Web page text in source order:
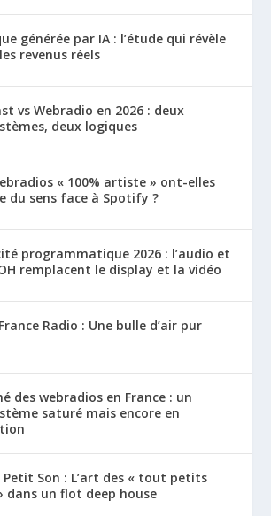
générée par IA : l’étude qui révèle
revenus réels
vs Webradio en 2026 : deux
deux logiques
« 100% artiste » ont-elles
du sens face à Spotify ?
programmatique 2026 : l’audio et
remplacent le display et la vidéo
Radio : Une bulle d’air pur
des webradios en France : un
saturé mais encore en
Petit Son : L’art des « tout petits
dans un flot deep house